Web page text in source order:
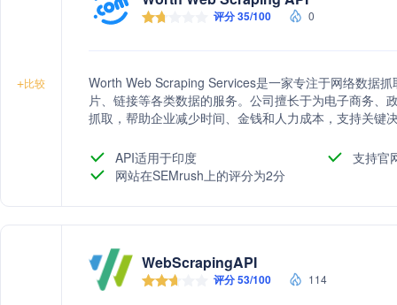
+比较
评分 35/100 0
Worth Web Scraping Services是一家专注于网络数据
片、链接等各类数据的服务。公司擅长于为电子商务、
抓取，帮助企业减少时间、金钱和人力成本，支持关键
API适用于印度
支持官
网站在SEMrush上的评分为2分
WebScrapingAPI
评分 53/100 114